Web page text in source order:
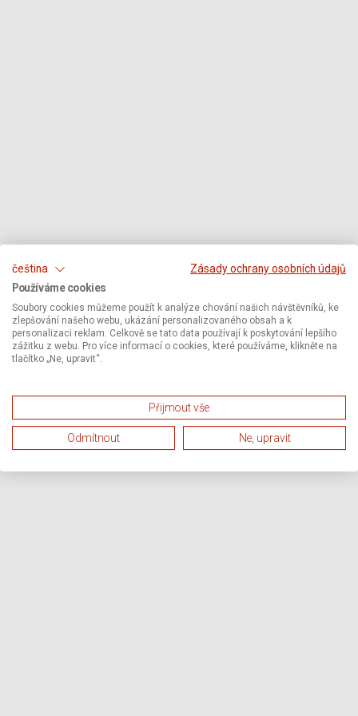
čeština
Zásady ochrany osobních údajů
Používáme cookies
Soubory cookies můžeme použít k analýze chování našich návštěvníků, ke
zlepšování našeho webu, ukázání personalizovaného obsah a k
personalizaci reklam. Celkově se tato data používají k poskytování lepšího
zážitku z webu. Pro více informací o cookies, které používáme, klikněte na
tlačítko „Ne, upravit“.
Přijmout vše
Odmítnout Ne, upravit